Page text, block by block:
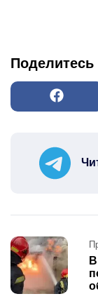
Post
navigation